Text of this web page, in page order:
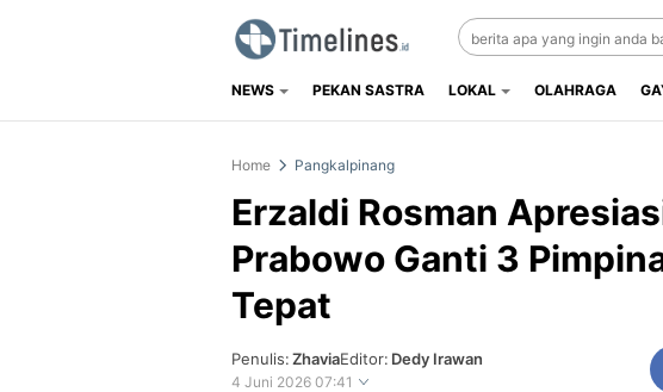
Timelines.id
Media Literasi, Sejarah & Budaya
NEWS PEKAN SASTRA LOKAL OLAHRAGA
Home Pangkalpinang
Erzaldi Rosman
Prabowo Ganti 3
Tepat
Penulis:ZhaviaEditor: Dedy Irawan
4 Juni 2026 07:41